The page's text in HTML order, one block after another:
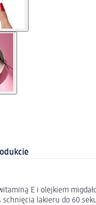
E i olejkiem
schnięcia lakieru do 60